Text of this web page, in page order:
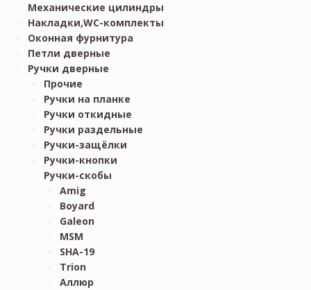
Механические цилиндры
Накладки,WC-комплекты
Оконная фурнитура
Петли дверные
Ручки дверные
Прочие
Ручки на планке
Ручки откидные
Ручки раздельные
Ручки-защёлки
Ручки-кнопки
Ручки-скобы
Amig
Boyard
Galeon
MSM
SHA-19
Trion
Аллюр